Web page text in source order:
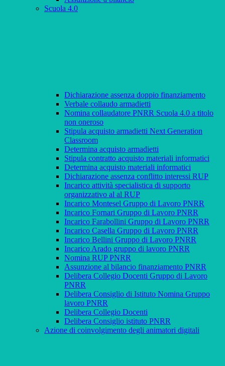
Scuola 4.0
Dichiarazione assenza doppio finanziamento
Verbale collaudo armadietti
Nomina collaudatore PNRR Scuola 4.0 a titolo
non oneroso
Stipula acquisto armadietti Next Generation
Classroom
Determina acquisto armadietti
Stipula contratto acquisto materiali informatici
Determina acquisto materiali informatici
Dichiarazione assenza conflitto interessi RUP
Incarico attività specialistica di supporto
organizzativo al al RUP
Incarico Montesel Gruppo di Lavoro PNRR
Incarico Fornari Gruppo di Lavoro PNRR
Incarico Farabollini Gruppo di Lavoro PNRR
Incarico Casella Gruppo di Lavoro PNRR
Incarico Bellini Gruppo di Lavoro PNRR
Incarico Arado gruppo di lavoro PNRR
Nomina RUP PNRR
Assunzione al bilancio finanziamento PNRR
Delibera Collegio Docenti Gruppo di Lavoro
PNRR
Delibera Consiglio di Istituto Nomina Gruppo
lavoro PNRR
Delibera Collegio Docenti
Delibera Consiglio istituto PNRR
Azione di coinvolgimento degli animatori digitali